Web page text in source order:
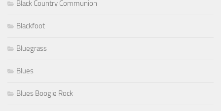
Black Country Communion
Blackfoot
Bluegrass
Blues
Blues Boogie Rock